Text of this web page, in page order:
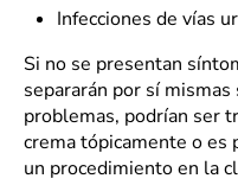
Infecciones de vías
Si no se presentan
separarán por sí
problemas, podrían ser
crema tópicamente o es
un procedimiento en la